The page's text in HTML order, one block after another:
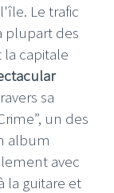
Le trafic
plupart des
capitale
sa
, un des
album
avec
la guitare et